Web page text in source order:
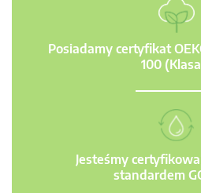
Posiadamy certyfikat
100
Jesteśmy
standardem